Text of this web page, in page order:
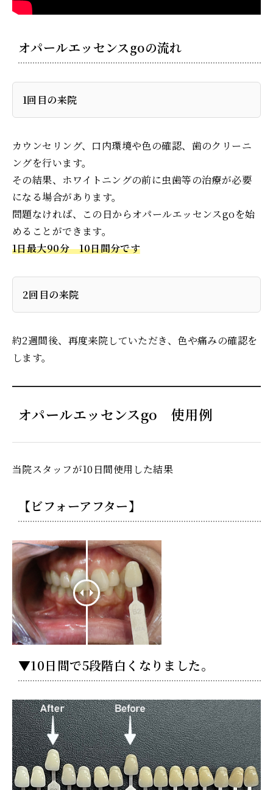
オパールエッセンスgoの流れ
1回目の来院
カウンセリング、口内環境や色の確認、歯のクリーニ
ングを行います。
その結果、ホワイトニングの前に虫歯等の治療が必要
になる場合があります。
問題なければ、この日からオパールエッセンスgoを始
めることができます。
1日最大90分 10日間分です
2回目の来院
約2週間後、再度来院していただき、色や痛みの確認を
します。
オパールエッセンスgo 使用例
当院スタッフが10日間使用した結果
【ビフォーアフター】
▼10日間で5段階白くなりました。